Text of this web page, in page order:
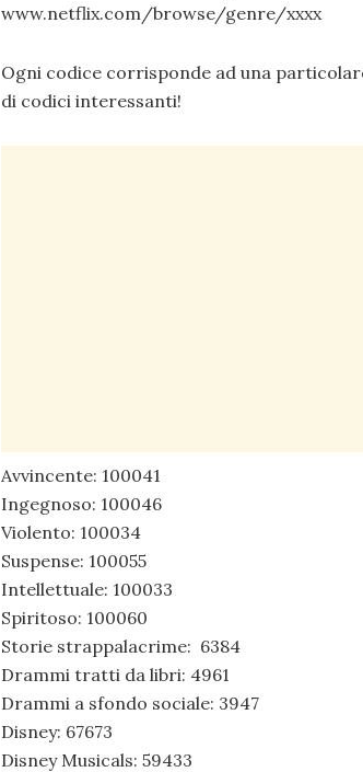
www.netflix.com/browse/genre/xxxx
Ogni codice corrisponde ad una
di codici interessanti!
Avvincente: 100041
Ingegnoso: 100046
Violento: 100034
Suspense: 100055
Intellettuale: 100033
Spiritoso: 100060
Storie strappalacrime: 6384
Drammi tratti da libri: 4961
Drammi a sfondo sociale: 3947
Disney: 67673
Disney Musicals: 59433